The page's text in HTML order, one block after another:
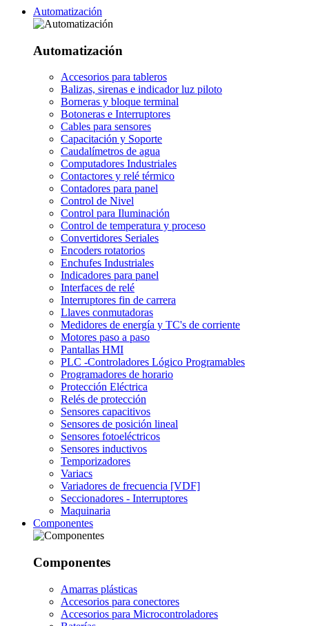
Automatización
Automatización
Accesorios para tableros
Balizas, sirenas e indicador luz piloto
Borneras y bloque terminal
Botoneras e Interruptores
Cables para sensores
Capacitación y Soporte
Caudalímetros de agua
Computadores Industriales
Contactores y relé térmico
Contadores para panel
Control de Nivel
Control para Iluminación
Control de temperatura y proceso
Convertidores Seriales
Encoders rotatorios
Enchufes Industriales
Indicadores para panel
Interfaces de relé
Interruptores fin de carrera
Llaves conmutadoras
Medidores de energía y TC's de corriente
Motores paso a paso
Pantallas HMI
PLC -Controladores Lógico Programables
Programadores de horario
Protección Eléctrica
Relés de protección
Sensores capacitivos
Sensores de posición lineal
Sensores fotoeléctricos
Sensores inductivos
Temporizadores
Variacs
Variadores de frecuencia [VDF]
Seccionadores - Interruptores
Maquinaria
Componentes
Componentes
Amarras plásticas
Accesorios para conectores
Accesorios para Microcontroladores